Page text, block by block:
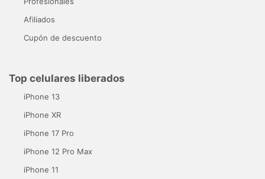
Afiliados
Cupón de descuento
Top celulares liberados
iPhone 13
iPhone XR
iPhone 17 Pro
iPhone 12 Pro Max
iPhone 11